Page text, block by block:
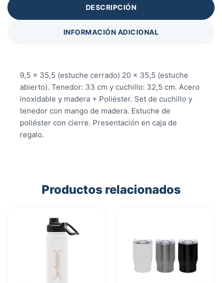
DESCRIPCIÓN
INFORMACIÓN ADICIONAL
9,5 x 35,5 (estuche cerrado) 20 x 35,5 (estuche
abierto). Tenedor: 33 cm y cuchillo: 32,5 cm. Acero
inoxidable y madera + Poliéster. Set de cuchillo y
tenedor con mango de madera. Estuche de
poliéster con cierre. Presentación en caja de
regalo.
Productos relacionados